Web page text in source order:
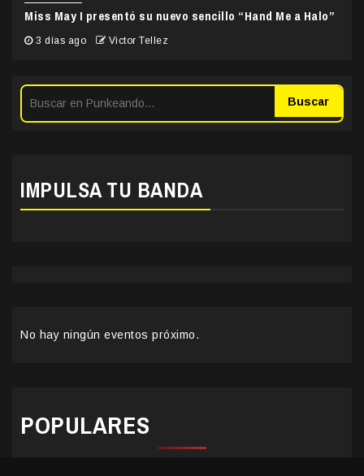
Miss May I presentó su nuevo sencillo “Hand Me a Halo”
3 días ago Victor Tellez
Buscar
IMPULSA TU BANDA
No hay ningún eventos próximo.
POPULARES